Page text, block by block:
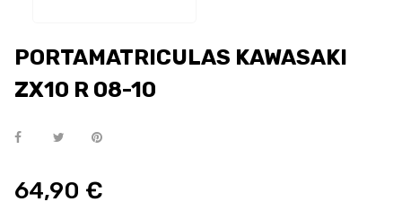
PORTAMATRICULAS KAWASAKI
ZX10 R 08-10
64,90 €